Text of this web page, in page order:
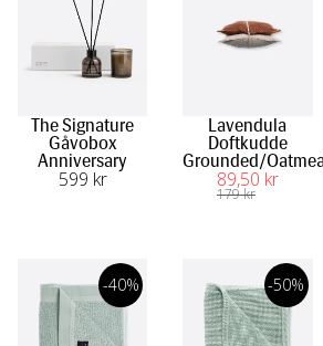
The Signature
Gåvobox
Anniversary
599 kr
Lavendula
Doftkudde
Grounded/
89,50 kr
179 kr
-40% -50%